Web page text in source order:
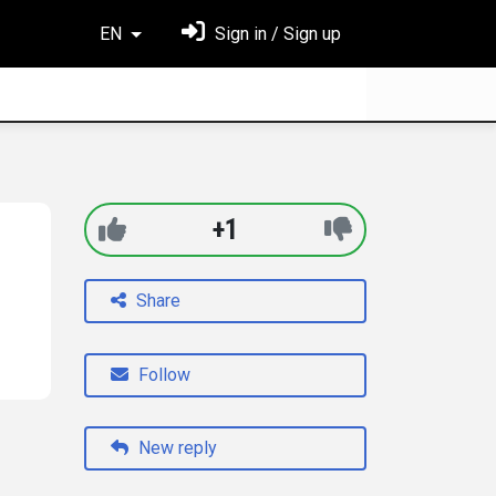
EN Sign in / Sign up
+1
Share
Follow
New reply